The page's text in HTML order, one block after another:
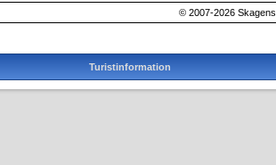
© 2007-2026
Turistinformation